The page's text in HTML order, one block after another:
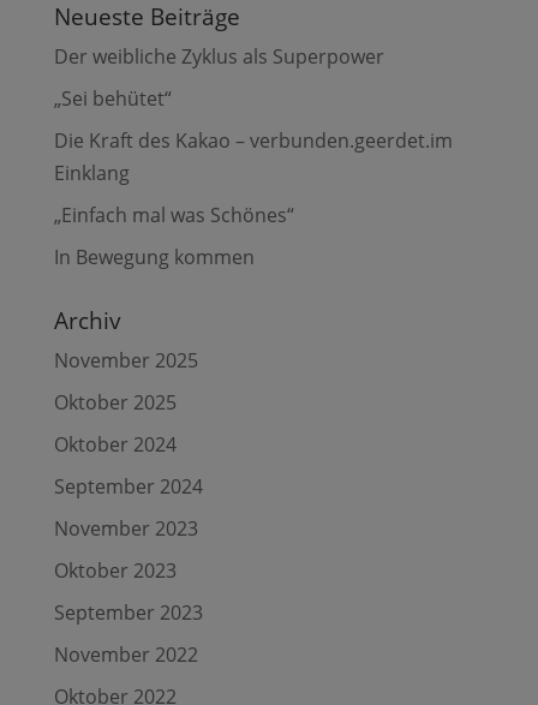
Neueste Beiträge
Der weibliche Zyklus als Superpower
„Sei behütet“
Die Kraft des Kakao – verbunden.geerdet.im
Einklang
„Einfach mal was Schönes“
In Bewegung kommen
Archiv
November 2025
Oktober 2025
Oktober 2024
September 2024
November 2023
Oktober 2023
September 2023
November 2022
Oktober 2022